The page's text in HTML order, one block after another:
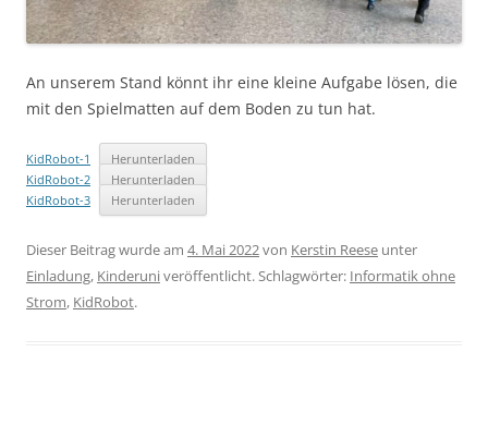
An unserem Stand könnt ihr eine kleine Aufgabe lösen, die
mit den Spielmatten auf dem Boden zu tun hat.
KidRobot-1
Herunterladen
KidRobot-2
Herunterladen
KidRobot-3
Herunterladen
Dieser Beitrag wurde am 4. Mai 2022von Kerstin Reese unter
Einladung, Kinderuniveröffentlicht. Schlagwörter: Informatik ohne
Strom, KidRobot.